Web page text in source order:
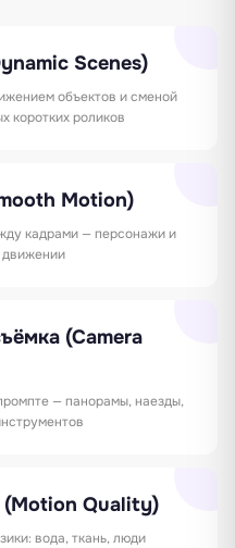
Scenes)
объектов и сменой
коротких роликов
Motion)
кадрами — персонажи и
(Camera
— панорамы, наезды,
(Motion Quality)
вода, ткань, люди